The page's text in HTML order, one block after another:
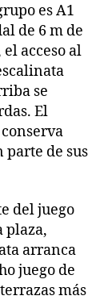
es A1
de 6 m de
acceso al
se
El
parte de sus
del juego
plaza,
arranca
juego de
más